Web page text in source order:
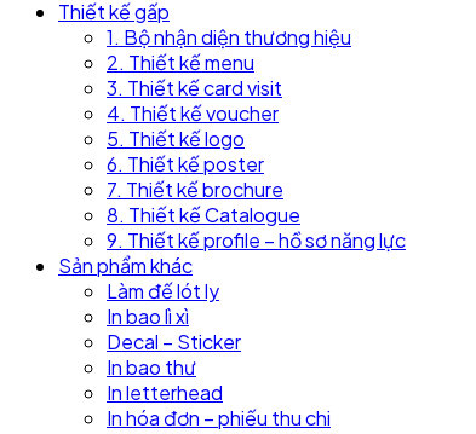
Thiết kế gấp
1. Bộ nhận diện thương hiệu
2. Thiết kế menu
3. Thiết kế card visit
4. Thiết kế voucher
5. Thiết kế logo
6. Thiết kế poster
7. Thiết kế brochure
8. Thiết kế Catalogue
9. Thiết kế profile – hồ sơ năng lực
Sản phẩm khác
Làm đế lót ly
In bao lì xì
Decal – Sticker
In bao thư
In letterhead
In hóa đơn – phiếu thu chi